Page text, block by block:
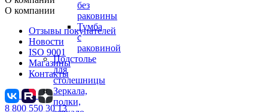
без
раковины
Тумба
с
раковиной
Подстолье
для
столешницы
Зеркала,
полки,
О компании
Отзывы покупателей
Новости
ISO 9001
Магазины
Контакты
8 800 550 30 13